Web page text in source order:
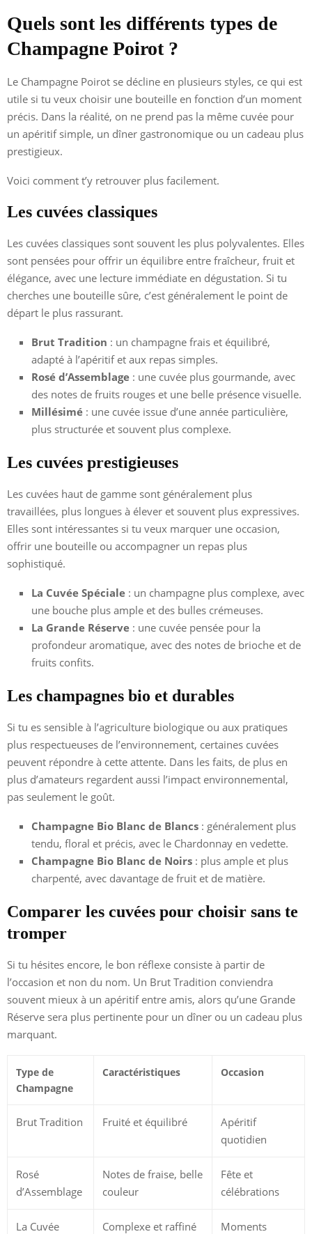
Quels sont les différents types de
Champagne Poirot ?
Le Champagne Poirot se décline en plusieurs styles, ce qui est
utile si tu veux choisir une bouteille en fonction d’un moment
précis. Dans la réalité, on ne prend pas la même cuvée pour
un apéritif simple, un dîner gastronomique ou un cadeau plus
prestigieux.
Voici comment t’y retrouver plus facilement.
Les cuvées classiques
Les cuvées classiques sont souvent les plus polyvalentes. Elles
sont pensées pour offrir un équilibre entre fraîcheur, fruit et
élégance, avec une lecture immédiate en dégustation. Si tu
cherches une bouteille sûre, c’est généralement le point de
départ le plus rassurant.
Brut Tradition : un champagne frais et équilibré,
adapté à l’apéritif et aux repas simples.
Rosé d’Assemblage : une cuvée plus gourmande, avec
des notes de fruits rouges et une belle présence visuelle.
Millésimé : une cuvée issue d’une année particulière,
plus structurée et souvent plus complexe.
Les cuvées prestigieuses
Les cuvées haut de gamme sont généralement plus
travaillées, plus longues à élever et souvent plus expressives.
Elles sont intéressantes si tu veux marquer une occasion,
offrir une bouteille ou accompagner un repas plus
sophistiqué.
La Cuvée Spéciale : un champagne plus complexe, avec
une bouche plus ample et des bulles crémeuses.
La Grande Réserve : une cuvée pensée pour la
profondeur aromatique, avec des notes de brioche et de
fruits confits.
Les champagnes bio et durables
Si tu es sensible à l’agriculture biologique ou aux pratiques
plus respectueuses de l’environnement, certaines cuvées
peuvent répondre à cette attente. Dans les faits, de plus en
plus d’amateurs regardent aussi l’impact environnemental,
pas seulement le goût.
Champagne Bio Blanc de Blancs : généralement plus
tendu, floral et précis, avec le Chardonnay en vedette.
Champagne Bio Blanc de Noirs : plus ample et plus
charpenté, avec davantage de fruit et de matière.
Comparer les cuvées pour choisir sans te
tromper
Si tu hésites encore, le bon réflexe consiste à partir de
l’occasion et non du nom. Un Brut Tradition conviendra
souvent mieux à un apéritif entre amis, alors qu’une Grande
Réserve sera plus pertinente pour un dîner ou un cadeau plus
marquant.
Type de
Champagne
Caractéristiques Occasion
Brut Tradition Fruité et équilibré
Apéritif
quotidien
Rosé
d’Assemblage
Notes de fraise, belle
couleur
Fête et
célébrations
La Cuvée Complexe et raffiné Moments